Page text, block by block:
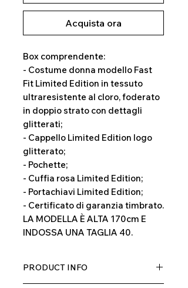
Acquista ora
Box comprendente:
- Costume donna modello Fast
Fit Limited Edition in tessuto
ultraresistente al cloro, foderato
in doppio strato con dettagli
glitterati;
- Cappello Limited Edition logo
glitterato;
- Pochette;
- Cuffia rosa Limited Edition;
- Portachiavi Limited Edition;
- Certificato di garanzia timbrato.
LA MODELLA È ALTA 170cm E
INDOSSA UNA TAGLIA 40.
PRODUCT INFO